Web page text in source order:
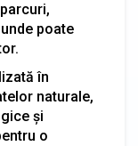
poate
în
naturale,
și
o